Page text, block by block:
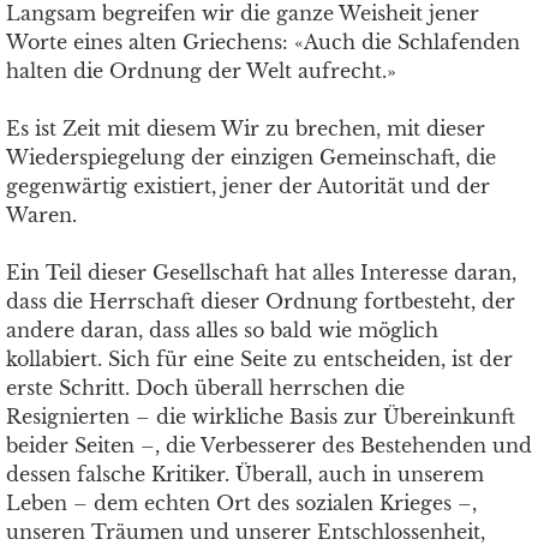
Langsam begreifen wir die ganze Weisheit jener
Worte eines alten Griechens: «Auch die Schlafenden
halten die Ordnung der Welt aufrecht.»
Es ist Zeit mit diesem Wir zu brechen, mit dieser
Wiederspiegelung der einzigen Gemeinschaft, die
gegenwärtig existiert, jener der Autorität und der
Waren.
Ein Teil dieser Gesellschaft hat alles Interesse daran,
dass die Herrschaft dieser Ordnung fortbesteht, der
andere daran, dass alles so bald wie möglich
kollabiert. Sich für eine Seite zu entscheiden, ist der
erste Schritt. Doch überall herrschen die
Resignierten – die wirkliche Basis zur Übereinkunft
beider Seiten –, die Verbesserer des Bestehenden und
dessen falsche Kritiker. Überall, auch in unserem
Leben – dem echten Ort des sozialen Krieges –,
unseren Träumen und unserer Entschlossenheit,